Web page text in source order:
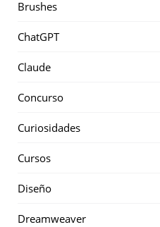
Brushes
ChatGPT
Claude
Concurso
Curiosidades
Cursos
Diseño
Dreamweaver